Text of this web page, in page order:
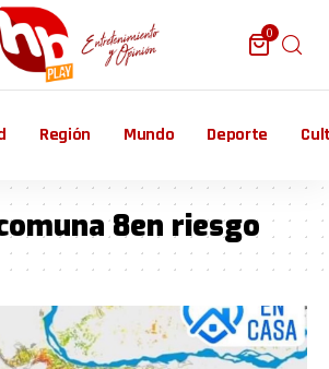
0
Región Mundo Deporte
8en riesgo